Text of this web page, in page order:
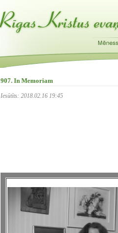
907. In Memoriam
Iesūtīts: 2018.02.16 19:45